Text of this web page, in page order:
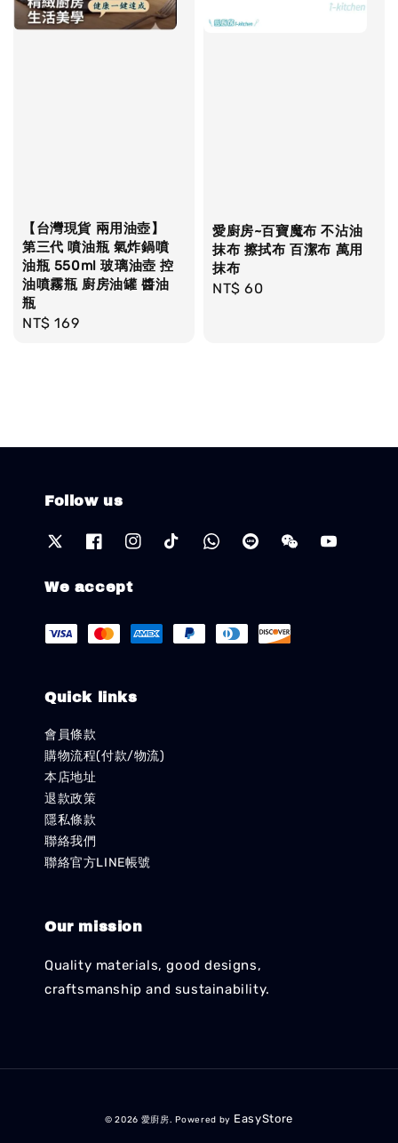
【台灣現貨 兩用油壺】
第三代 噴油瓶 氣炸鍋噴
油瓶 550ml 玻璃油壺 控
油噴霧瓶 廚房油罐 醬油
瓶
Regular
NT$ 169
愛廚房~百寶魔布 不沾油
抹布 擦拭布 百潔布 萬用
抹布
Regular
NT$ 60
Follow us
We accept
Quick links
會員條款
購物流程(付款/物流)
本店地址
退款政策
隱私條款
聯絡我們
聯絡官方LINE帳號
Our mission
Quality materials, good designs,
craftsmanship and sustainability.
© 2026 愛廚房. Powered by EasyStore